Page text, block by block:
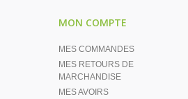
MON COMPTE
MES COMMANDES
MES RETOURS DE
MARCHANDISE
MES AVOIRS